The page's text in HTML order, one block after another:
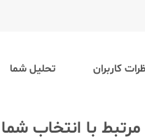
کاربران تحلیل شما
با انتخاب شما